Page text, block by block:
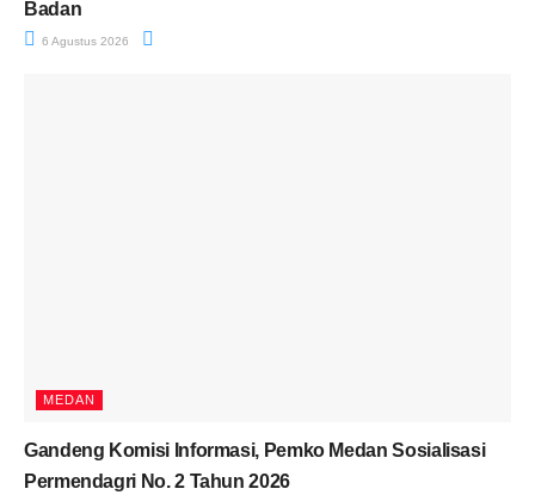
Badan
6 Agustus 2026
MEDAN
Gandeng Komisi Informasi, Pemko Medan Sosialisasi
Permendagri No. 2 Tahun 2026